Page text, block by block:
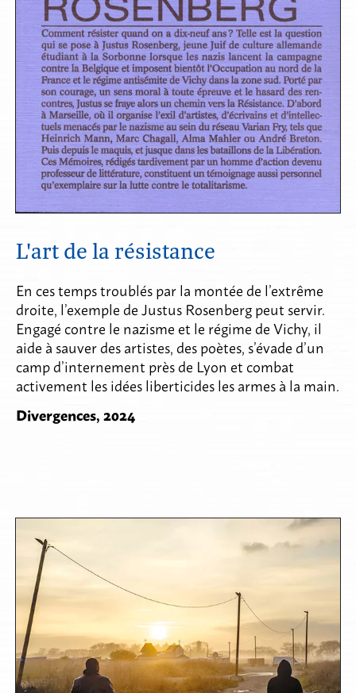
L'art de la résistance
En ces temps troublés par la montée de l’extrême
droite, l’exemple de Justus Rosenberg peut servir.
Engagé contre le nazisme et le régime de Vichy, il
aide à sauver des artistes, des poètes, s’évade d’un
camp d’internement près de Lyon et combat
activement les idées liberticides les armes à la main.
Divergences, 2024